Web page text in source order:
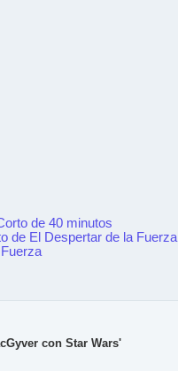
de 40 minutos
de El Despertar de la Fuerza
con Star Wars'